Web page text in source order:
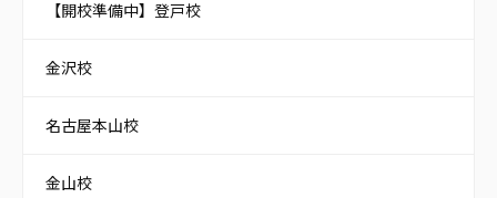
【開校準備中】登戸校
金沢校
名古屋本山校
金山校